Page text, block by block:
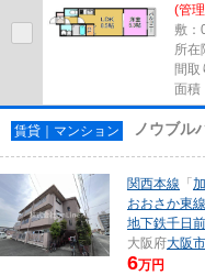
(管
敷：
所在
間取
面積
賃貸｜マンション ノウブル
関西本線 「
おおさか東線
地下鉄千日
大阪府大阪
6万円